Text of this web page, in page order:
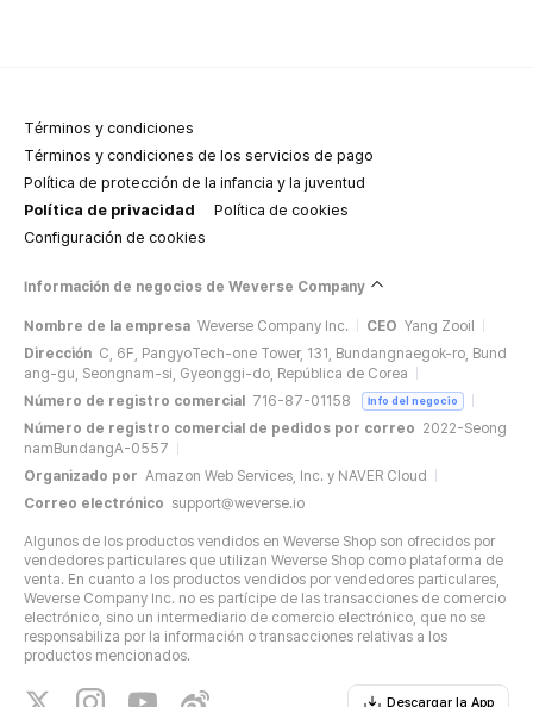
Términos y condiciones
Términos y condiciones de los servicios de pago
Política de protección de la infancia y la juventud
Política de privacidad
Política de cookies
Configuración de cookies
Información de negocios de Weverse Company
Nombre de la empresa Weverse Company Inc. CEO Yang Zooil
Dirección C, 6F, PangyoTech-one Tower, 131, Bundangnaegok-ro, Bund
ang-gu, Seongnam-si, Gyeonggi-do, República de Corea
Número de registro comercial
716-87-01158 Info del negocio
Número de registro comercial de pedidos por correo 2022-Seong
namBundangA-0557
Organizado por Amazon Web Services, Inc. y NAVER Cloud
Correo electrónico support@weverse.io
Algunos de los productos vendidos en Weverse Shop son ofrecidos por
vendedores particulares que utilizan Weverse Shop como plataforma de
venta. En cuanto a los productos vendidos por vendedores particulares,
Weverse Company Inc. no es partícipe de las transacciones de comercio
electrónico, sino un intermediario de comercio electrónico, que no se
responsabiliza por la información o transacciones relativas a los
productos mencionados.
Descargar la App